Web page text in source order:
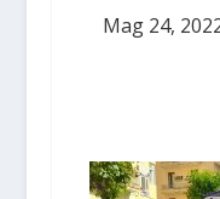
Mag 24,